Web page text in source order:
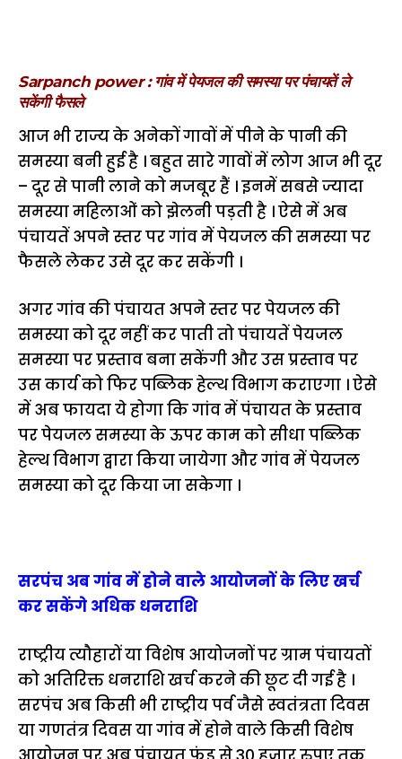
Sarpanch power : गांव में पेयजल की समस्या पर पंचायतें ले
सकेंगी फैसले
आज भी राज्य के अनेकों गावों में पीने के पानी की
समस्या बनी हुई है । बहुत सारे गावों में लोग आज भी दूर
– दूर से पानी लाने को मजबूर हैं । इनमें सबसे ज्यादा
समस्या महिलाओं को झेलनी पड़ती है । ऐसे में अब
पंचायतें अपने स्तर पर गांव में पेयजल की समस्या पर
फैसले लेकर उसे दूर कर सकेंगी ।
अगर गांव की पंचायत अपने स्तर पर पेयजल की
समस्या को दूर नहीं कर पाती तो पंचायतें पेयजल
समस्या पर प्रस्ताव बना सकेंगी और उस प्रस्ताव पर
उस कार्य को फिर पब्लिक हेल्थ विभाग कराएगा । ऐसे
में अब फायदा ये होगा कि गांव में पंचायत के प्रस्ताव
पर पेयजल समस्या के ऊपर काम को सीधा पब्लिक
हेल्थ विभाग द्वारा किया जायेगा और गांव में पेयजल
समस्या को दूर किया जा सकेगा ।
सरपंच अब गांव में होने वाले आयोजनों के लिए खर्च
कर सकेंगे अधिक धनराशि
राष्ट्रीय त्यौहारों या विशेष आयोजनों पर ग्राम पंचायतों
को अतिरिक्त धनराशि खर्च करने की छूट दी गई है ।
सरपंच अब किसी भी राष्ट्रीय पर्व जैसे स्वतंत्रता दिवस
या गणतंत्र दिवस या गांव में होने वाले किसी विशेष